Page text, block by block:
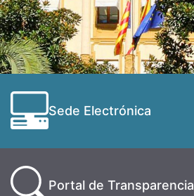
Sede Electrónica
Portal de Transparencia